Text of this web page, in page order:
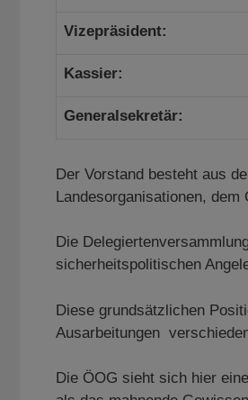
Vizepräsident:
Kassier:
Generalsekretär:
Der Vorstand besteht aus
Landesorganisationen,
Die
sicherheitspolitischen
Diese grundsätzlichen
Ausarbeitungen
Die ÖOG sieht sich hier